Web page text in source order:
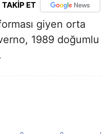
TAKİP ET
giyen orta
1989 doğumlu